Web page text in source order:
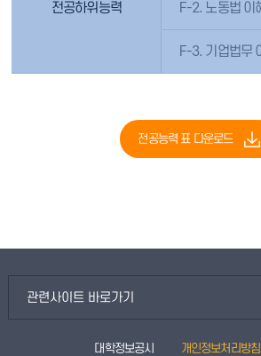
전공하위능력 F-2. 노동법 이
F-3. 기업법무
전공능력 표 다운로드
관련사이트 바로가기
대학정보공시 개인정보처리방침